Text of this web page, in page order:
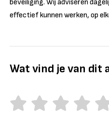
beveiliging. Wij adviseren
effectief kunnen werken, op
Wat vind je van dit